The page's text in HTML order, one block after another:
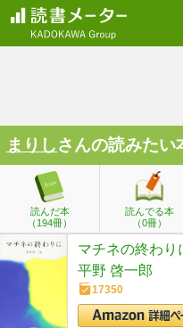
まりしさんの読みたい
読んだ本
（194冊）
読んでる本
（0冊）
マチネの終わり
平野 啓一郎
17350